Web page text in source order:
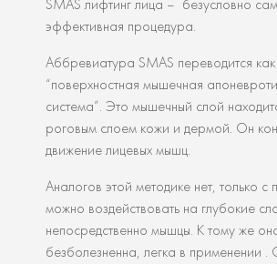
SMAS лифтинг лица – безусловно
эффективная процедура.
Аббревиатура SMAS переводится как
“поверхностная мышечная
система”. Это мышечный слой
роговым слоем кожи и дермой. Он
движение лицевых мышц.
Аналогов этой методике нет, только
можно воздействовать на глубокие
непосредственно мышцы. К тому же
безболезненна, легка в применении .